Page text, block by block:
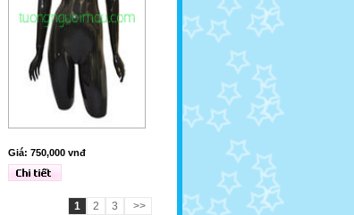
Giá: 750,000 vnđ
1 2 3 >>